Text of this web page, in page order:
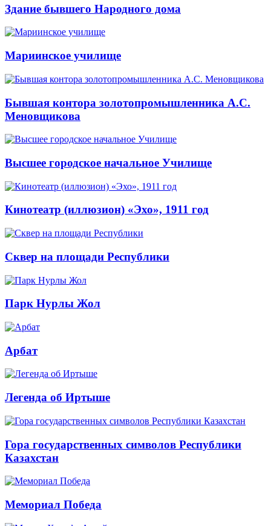
Здание бывшего Народного дома
Мариинское училище
Бывшая контора золотопромышленника А.С.
Меновщикова
Высшее городское начальное Училище
Кинотеатр (иллюзион) «Эхо», 1911 год
Сквер на площади Республики
Парк Нурлы Жол
Арбат
Легенда об Иртыше
Гора государственных символов Республики
Казахстан
Мемориал Победа